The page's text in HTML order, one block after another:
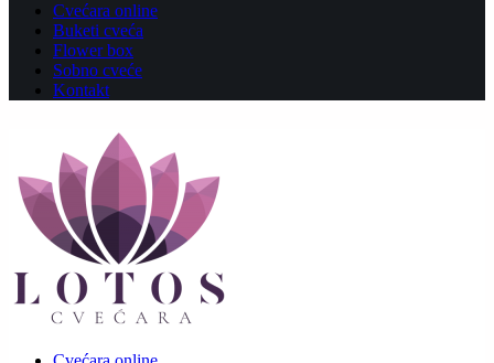
Cvećara online
Buketi cveća
Flower box
Sobno cveće
Kontakt